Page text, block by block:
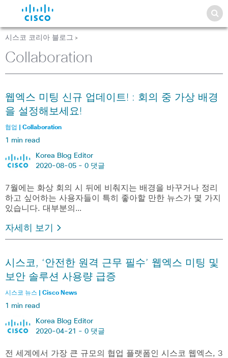
시스코 코리아 블로그 >
Collaboration
웹엑스 미팅 신규 업데이트! : 회의 중 가상 배경
을 설정해보세요!
협업 | Collaboration
1 min read
Korea Blog Editor
2020-08-05 - 0 댓글
7월에는 화상 회의 시 뒤에 비춰지는 배경을 바꾸거나 정리
하고 싶어하는 사용자들이 특히 좋아할 만한 뉴스가 몇 가지
있습니다. 대부분의…
자세히 보기
시스코, ‘안전한 원격 근무 필수’ 웹엑스 미팅 및
보안 솔루션 사용량 급증
시스코 뉴스 | Cisco News
1 min read
Korea Blog Editor
2020-04-21 - 0 댓글
전 세계에서 가장 큰 규모의 협업 플랫폼인 시스코 웹엑스, 3